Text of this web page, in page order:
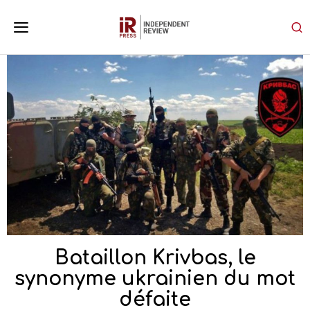
Bataillon Krivbas, le
synonyme ukrainien du mot
défaite